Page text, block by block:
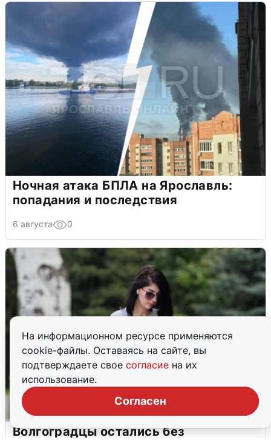
На информационном ресурсе применяются
cookie-файлы. Оставаясь на сайте, вы
подтверждаете свое согласие на их
использование.
Согласен
Ночная атака БПЛА на Ярославль:
попадания и последствия
6 августа 0
Волгоградцы остались без